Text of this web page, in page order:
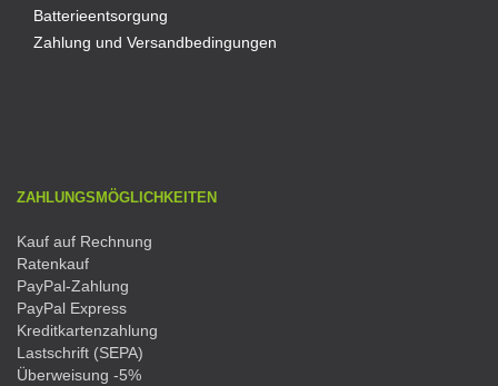
Batterieentsorgung
Zahlung und Versandbedingungen
ZAHLUNGSMÖGLICHKEITEN
Kauf auf Rechnung
Ratenkauf
PayPal-Zahlung
PayPal Express
Kreditkartenzahlung
Lastschrift (SEPA)
Überweisung -5%